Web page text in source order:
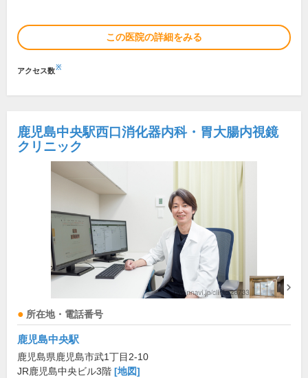
この医院の詳細をみる
アクセス数※
鹿児島中央駅西口消化器内科・胃大腸内視鏡
クリニック
所在地・電話番号
鹿児島中央駅
鹿児島県鹿児島市武1丁目2-10
JR鹿児島中央ビル3階 [地図]